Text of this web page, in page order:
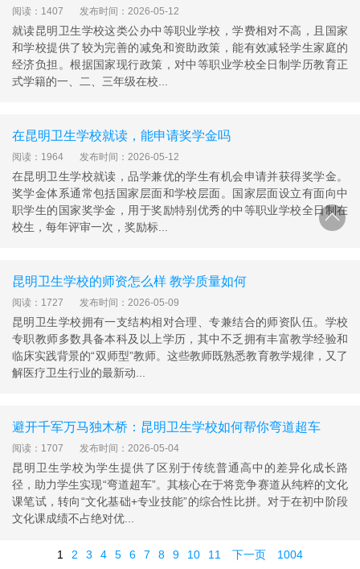
阅读：1407 发布时间：2026-05-12
就读昆明卫生学校这类公办中等职业学校，学费相对不高，且国家
和学校提供了较为完善的减免和资助政策，能有效减轻学生家庭的
经济负担。根据国家现行政策，对中等职业学校全日制学历教育正
式学籍的一、二、三年级在校...
在昆明卫生学校就读，能申请奖学金吗
阅读：1964 发布时间：2026-05-12
在昆明卫生学校就读，品学兼优的学生有机会申请并获得奖学金。
奖学金体系通常包括国家层面和学校层面。国家层面设立有面向中
职学生的国家奖学金，用于奖励特别优秀的中等职业学校全日制在
校生，每年评审一次，奖励标...
昆明卫生学校的师资怎么样 教学质量如何
阅读：1727 发布时间：2026-05-09
昆明卫生学校拥有一支结构相对合理、专兼结合的师资队伍。学校
专职教师多数具备本科及以上学历，其中不乏拥有丰富教学经验和
临床实践背景的“双师型”教师。这些教师既熟悉教育教学规律，又了
解医疗卫生行业的最新动...
避开千军万马独木桥：昆明卫生学校如何帮你弯道超车
阅读：1707 发布时间：2026-05-04
昆明卫生学校为学生提供了区别于传统普通高中的差异化成长路
径，助力学生实现“弯道超车”。其核心在于将竞争赛道从纯粹的文化
课笔试，转向“文化基础+专业技能”的综合性比拼。对于在初中阶段
文化课成绩不占绝对优...
1 2 3 4 5 6 7 8 9 10 11 下一页 1004